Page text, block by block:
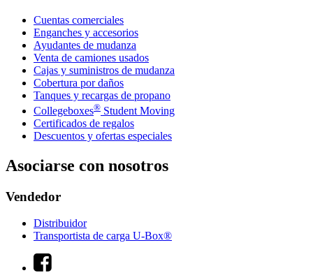
Cuentas comerciales
Enganches y accesorios
Ayudantes de mudanza
Venta de camiones usados
Cajas y suministros de mudanza
Cobertura por daños
Tanques y recargas de propano
Collegeboxes® Student Moving
Certificados de regalos
Descuentos y ofertas especiales
Asociarse con nosotros
Vendedor
Distribuidor
Transportista de carga U-Box®